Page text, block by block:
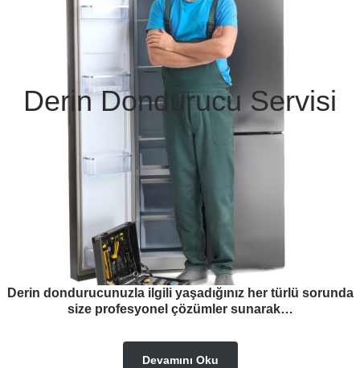
Derin Dondurucu Servisi
Derin dondurucunuzla ilgili yaşadığınız her türlü sorunda
size profesyonel çözümler sunarak…
Devamını Oku